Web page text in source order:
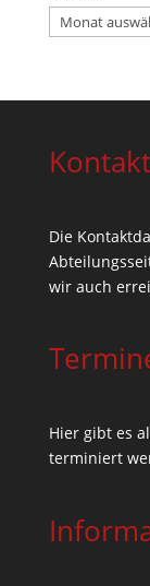
Archiv
Kontakt
Die
wir auch
Hier gibt es
terminiert